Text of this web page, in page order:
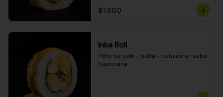
$7.800
Inka Roll
Pollo teriyaki - palta - bañado en salsa
huancaína